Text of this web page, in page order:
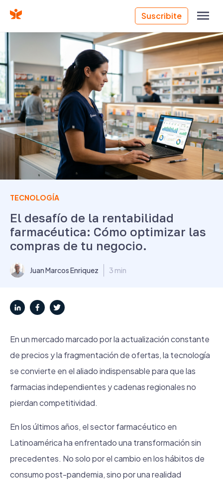
Suscribite
TECNOLOGÍA
El desafío de la rentabilidad
farmacéutica: Cómo optimizar las
compras de tu negocio.
Juan Marcos Enriquez 3 min
En un mercado marcado por la actualización constante
de precios y la fragmentación de ofertas, la tecnología
se convierte en el aliado indispensable para que las
farmacias independientes y cadenas regionales no
pierdan competitividad.
En los últimos años, el sector farmacéutico en
Latinoamérica ha enfrentado una transformación sin
precedentes. No solo por el cambio en los hábitos de
consumo post-pandemia, sino por una realidad